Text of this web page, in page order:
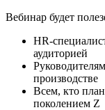
Вебинар будет
HR-
аудиторией
производстве
Всем, кто
поколением Z